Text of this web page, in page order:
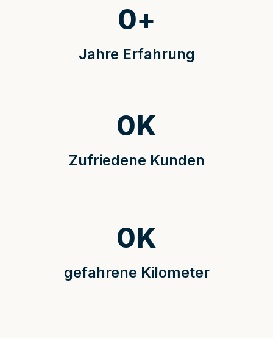
Jahre Erfahrung
0+
Zufriedene Kunden
0K
gefahrene Kilometer
0K